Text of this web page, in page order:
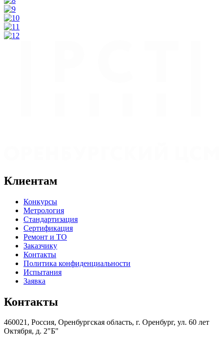
Клиентам
Конкурсы
Метрология
Стандартизация
Сертификация
Ремонт и ТО
Заказчику
Контакты
Политика конфиденциальности
Испытания
Заявка
Контакты
460021, Россия, Оренбургская область, г. Оренбург, ул. 60 лет
Октября, д. 2"Б"